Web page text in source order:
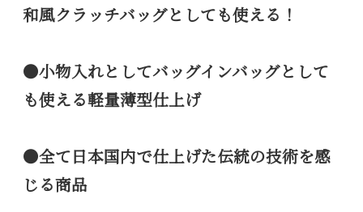
和風クラッチバッグとしても使える！
●小物入れとしてバッグインバッグとして
も使える軽量薄型仕上げ
●全て日本国内で仕上げた伝統の技術を感
じる商品